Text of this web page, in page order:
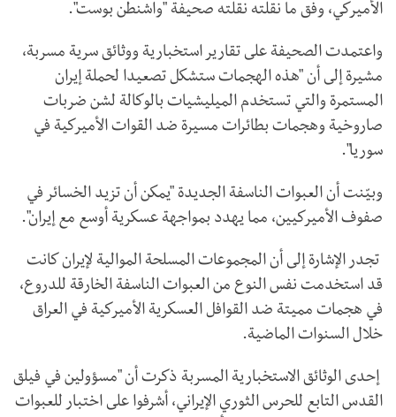
الأميركي، وفق ما نقلته نقلته صحيفة "واشنطن بوست".
واعتمدت الصحيفة على تقارير استخبارية ووثائق سرية مسربة،
مشيرة إلى أن "هذه الهجمات ستشكل تصعيدا لحملة إيران
المستمرة والتي تستخدم الميليشيات بالوكالة لشن ضربات
صاروخية وهجمات بطائرات مسيرة ضد القوات الأميركية في
سوريا".
وبيّنت أن العبوات الناسفة الجديدة "يمكن أن تزيد الخسائر في
صفوف الأميركيين، مما يهدد بمواجهة عسكرية أوسع مع إيران".
تجدر الإشارة إلى أن المجموعات المسلحة الموالية لإيران كانت
قد استخدمت نفس النوع من العبوات الناسفة الخارقة للدروع،
في هجمات مميتة ضد القوافل العسكرية الأميركية في العراق
خلال السنوات الماضية.
إحدى الوثائق الاستخبارية المسربة ذكرت أن "مسؤولين في فيلق
القدس التابع للحرس الثوري الإيراني، أشرفوا على اختبار للعبوات